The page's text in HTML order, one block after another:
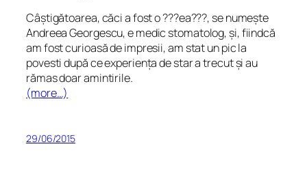
Câștigătoarea, căci a fost o ???ea???, se numește
Andreea Georgescu, e medic stomatolog, și, fiindcă
am fost curioasă de impresii, am stat un pic la
povesti după ce experiența de star a trecut și au
rămas doar amintirile.
(more…)
29/06/2015